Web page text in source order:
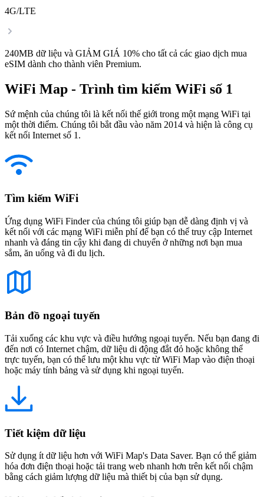
4G/LTE
240MB dữ liệu và GIẢM GIÁ 10% cho tất cả các giao dịch mua
eSIM dành cho thành viên Premium.
WiFi Map - Trình tìm kiếm WiFi số 1
Sứ mệnh của chúng tôi là kết nối thế giới trong một mạng WiFi tại
một thời điểm. Chúng tôi bắt đầu vào năm 2014 và hiện là công cụ
kết nối Internet số 1.
Tìm kiếm WiFi
Ứng dụng WiFi Finder của chúng tôi giúp bạn dễ dàng định vị và
kết nối với các mạng WiFi miễn phí để bạn có thể truy cập Internet
nhanh và đáng tin cậy khi đang di chuyển ở những nơi bạn mua
sắm, ăn uống và đi du lịch.
Bản đồ ngoại tuyến
Tải xuống các khu vực và điều hướng ngoại tuyến. Nếu bạn đang đi
đến nơi có Internet chậm, dữ liệu di động đắt đỏ hoặc không thể
trực tuyến, bạn có thể lưu một khu vực từ WiFi Map vào điện thoại
hoặc máy tính bảng và sử dụng khi ngoại tuyến.
Tiết kiệm dữ liệu
Sử dụng ít dữ liệu hơn với WiFi Map's Data Saver. Bạn có thể giảm
hóa đơn điện thoại hoặc tải trang web nhanh hơn trên kết nối chậm
bằng cách giảm lượng dữ liệu mà thiết bị của bạn sử dụng.